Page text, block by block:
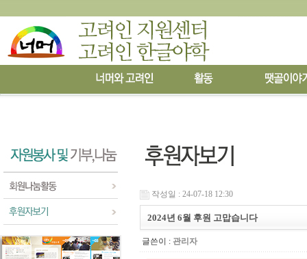
작성일 : 24-07-18 12:30
2024년 6월 후원 고맙습니다
글쓴이 : 관리자